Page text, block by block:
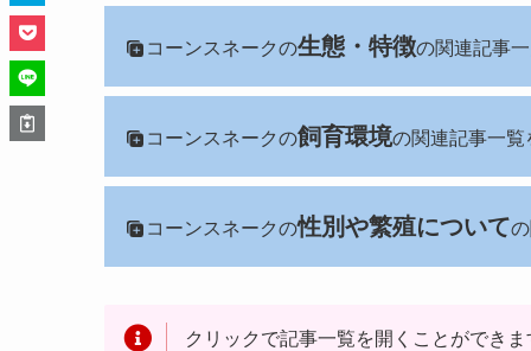
コーンスネークの生態・特徴の関連記事
コーンスネークの飼育環境の関連記事一覧
コーンスネークの性別や繁殖について
クリックで記事一覧を開くことができま